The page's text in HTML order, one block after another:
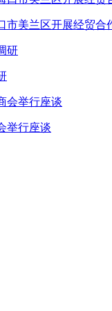
市美兰区开展经贸合
举行座谈